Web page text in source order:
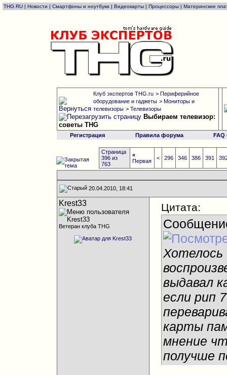
THG.RU | Новости | Смартфоны и ноутбуки | Видеокарты | Процессоры | Материнские
Клуб экспертов THG.ru > Периферийное
оборудование и гаджеты > Мониторы и
телевизоры > Телевизоры
Выбираем телевизор:
советы THG
Регистрация Правила форума
Страница
396 из
763
«
Первая
< 296 346 386 391
20.04.2010, 18:41
Krest33
Ветеран клуба THG
Цитата:
выдавал
если рип
карты
мнение
получше